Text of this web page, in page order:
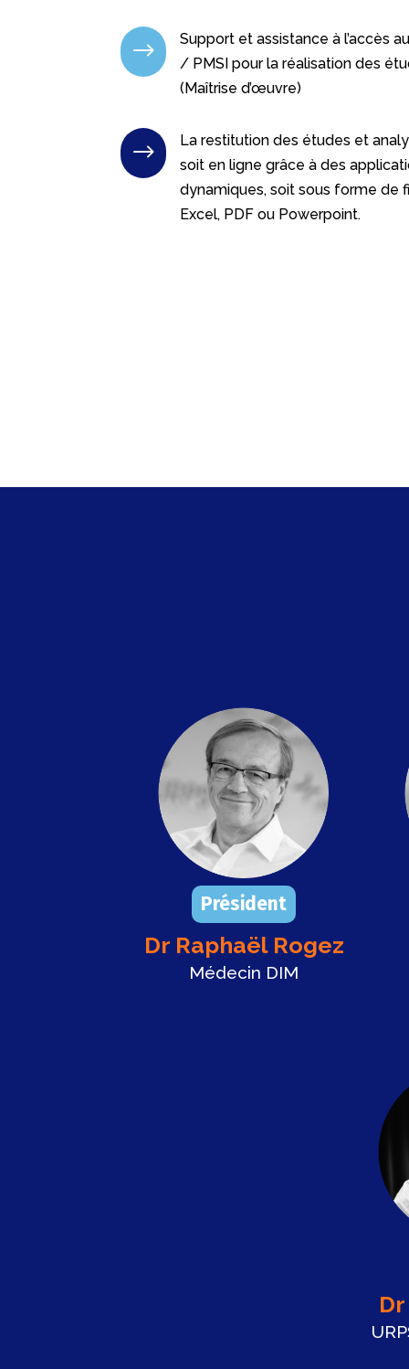
$
Support et assistance à l’accès
/ PMSI pour la réalisation des
(Maîtrise d’œuvre)
$
La restitution des études et
soit en ligne grâce à des
dynamiques, soit sous forme de
Excel, PDF ou Powerpoint.
Président
Dr Raphaël Rogez
Médecin DIM